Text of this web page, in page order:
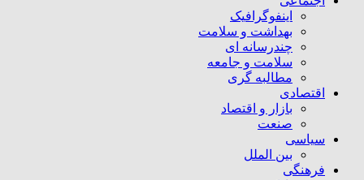
اینفوگرافیک
بهداشت و سلامت
چندرسانه ای
سلامت و جامعه
مطالبه گری
اقتصادی
بازار و اقتصاد
صنعت
سیاسی
بین الملل
فرهنگی